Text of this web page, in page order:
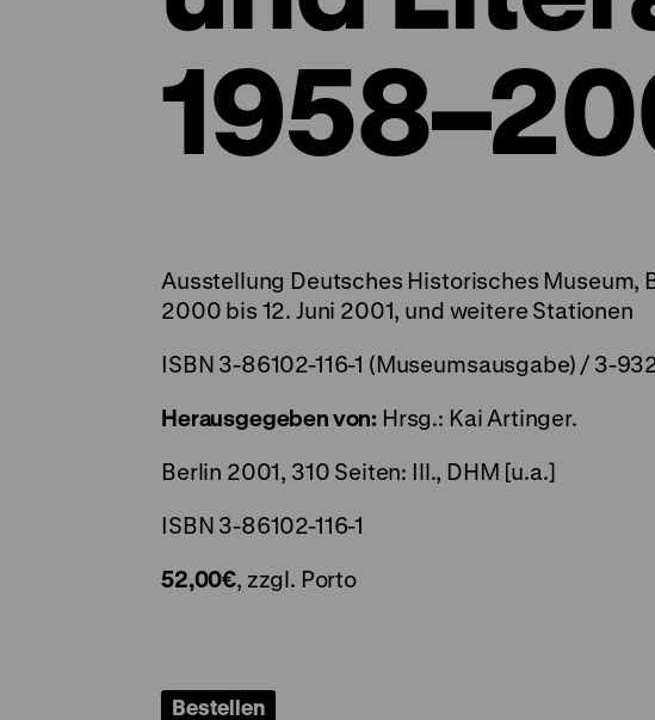
Ausstellung Deutsches Historisches Museum,
2000 bis 12. Juni 2001, und weitere Stationen
ISBN 3-86102-116-1 (Museumsausgabe) / 3-
Herausgegeben von: Hrsg.: Kai Artinger.
Berlin 2001, 310 Seiten: Ill., DHM [u.a.]
ISBN 3-86102-116-1
52,00€, zzgl. Porto
Bestellen